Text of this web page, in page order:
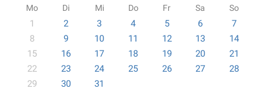
Mo Di Mi Do Fr Sa So
1 2 3 4 5 6
7
8
9 10 11 12 13
14
15
16 17 18 19 20
21
22
23 24 25 26 27
28
29
30 31